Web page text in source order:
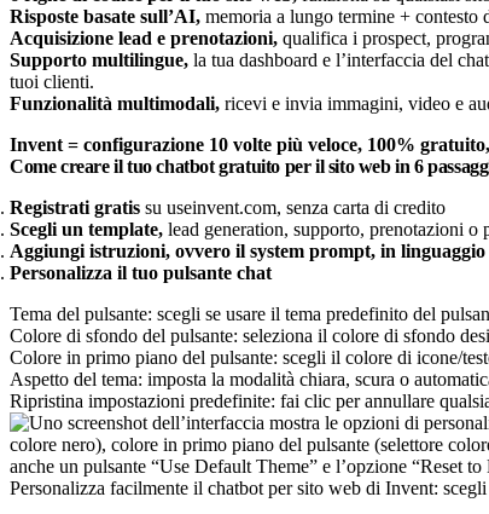
Risposte basate sull’AI, memoria a lungo termine + contesto
Acquisizione lead e prenotazioni, qualifica i prospect,
Supporto multilingue, la tua dashboard e l’interfaccia del
tuoi clienti.
Funzionalità multimodali, ricevi e invia immagini, video e
Invent = configurazione 10 volte più veloce, 100%
Come creare il tuo chatbot gratuito per il sito web in 6
Registrati gratis su useinvent.com, senza carta di credito
Scegli un template, lead generation, supporto, prenotazioni o
Aggiungi istruzioni, ovvero il system prompt, in
Personalizza il tuo pulsante chat
Tema del pulsante: scegli se usare il tema predefinito del
Colore di sfondo del pulsante: seleziona il colore di sfondo
Colore in primo piano del pulsante: scegli il colore di icone/
Aspetto del tema: imposta la modalità chiara, scura o
Ripristina impostazioni predefinite: fai clic per annullare
Personalizza facilmente il chatbot per sito web di Invent: